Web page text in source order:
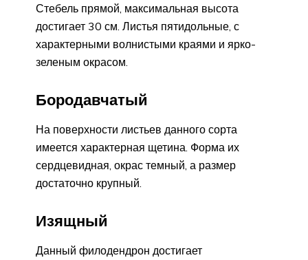
Стебель прямой, максимальная высота
достигает 30 см. Листья пятидольные, с
характерными волнистыми краями и ярко-
зеленым окрасом.
Бородавчатый
На поверхности листьев данного сорта
имеется характерная щетина. Форма их
сердцевидная, окрас темный, а размер
достаточно крупный.
Изящный
Данный филодендрон достигает